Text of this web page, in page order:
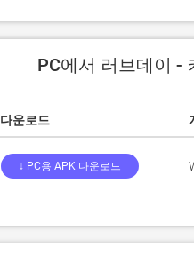
PC에서 러브데이 -
다운로드
↓ PC용 APK 다운로드